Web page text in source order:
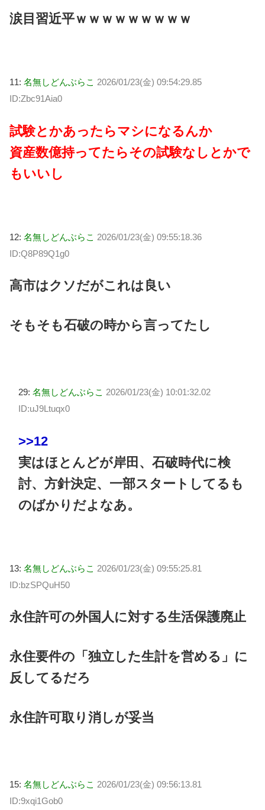
涙目習近平ｗｗｗｗｗｗｗｗｗ
11: 名無しどんぶらこ 2026/01/23(金) 09:54:29.85
ID:Zbc91Aia0
試験とかあったらマシになるんか
資産数億持ってたらその試験なしとかで
もいいし
12: 名無しどんぶらこ 2026/01/23(金) 09:55:18.36
ID:Q8P89Q1g0
高市はクソだがこれは良い
そもそも石破の時から言ってたし
29: 名無しどんぶらこ 2026/01/23(金) 10:01:32.02
ID:uJ9Ltuqx0
>>12
実はほとんどが岸田、石破時代に検
討、方針決定、一部スタートしてるも
のばかりだよなあ。
13: 名無しどんぶらこ 2026/01/23(金) 09:55:25.81
ID:bzSPQuH50
永住許可の外国人に対する生活保護廃止
永住要件の「独立した生計を営める」に
反してるだろ
永住許可取り消しが妥当
15: 名無しどんぶらこ 2026/01/23(金) 09:56:13.81
ID:9xqi1Gob0